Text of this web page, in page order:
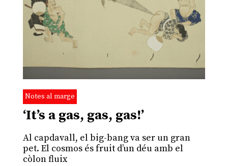
Notes al marge
‘It’s a gas, gas, gas!’
Al capdavall, el big-bang va ser un gran
pet. El cosmos és fruit d’un déu amb el
còlon fluix